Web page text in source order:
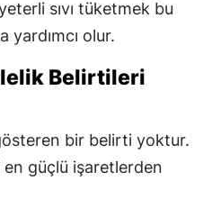
sıvı tüketmek bu
yardımcı olur.
Belirtileri
bir belirti yoktur.
güçlü işaretlerden